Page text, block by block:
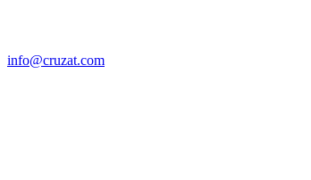
info@cruzat.com